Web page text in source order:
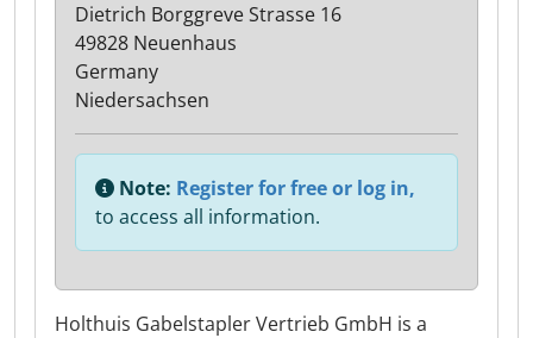
Holthuis Gabelstapler Vertrieb GmbH is a
Dietrich Borggreve Strasse 16
49828 Neuenhaus
Germany
Niedersachsen
Note: Register for free or log in,
to access all information.